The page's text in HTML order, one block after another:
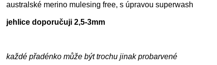
australské merino mulesing free, s úpravou superwash
jehlice doporučuji 2,5-3mm
každé přadénko může být trochu jinak probarvené